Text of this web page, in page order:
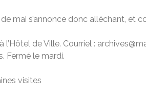
mai s’annonce donc alléchant, et
de Ville. Courriel :
Fermé le mardi.
visites